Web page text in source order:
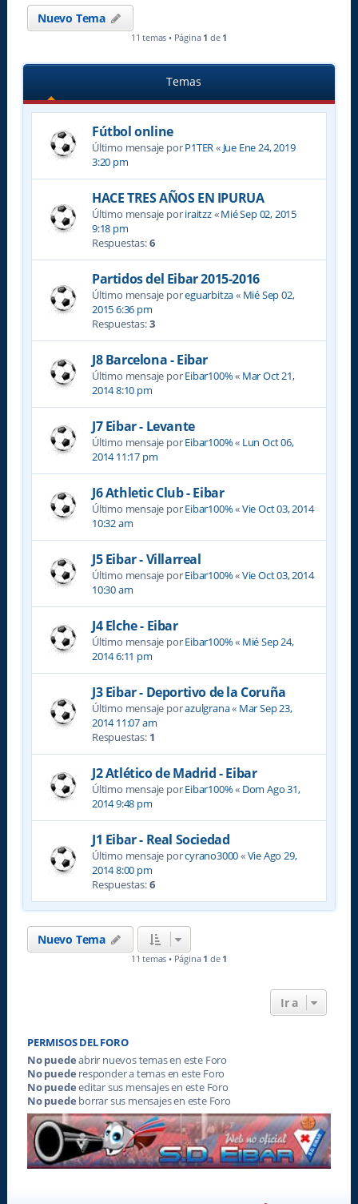
Nuevo Tema
11 temas • Página 1 de 1
Temas
Fútbol online
Último mensaje porP1TER« Jue Ene 24, 2019
3:20 pm
HACE TRES AÑOS EN IPURUA
Último mensaje poriraitzz«Mié Sep 02, 2015
9:18 pm
Respuestas:6
Partidos del Eibar 2015-2016
Último mensaje poreguarbitza« Mié Sep 02,
2015 6:36 pm
Respuestas:3
J8 Barcelona - Eibar
Último mensaje porEibar100%« Mar Oct 21,
2014 8:10 pm
J7 Eibar - Levante
Último mensaje porEibar100%« Lun Oct 06,
2014 11:17 pm
J6 Athletic Club - Eibar
Último mensaje porEibar100%«Vie Oct 03, 2014
10:32 am
J5 Eibar - Villarreal
Último mensaje porEibar100%«Vie Oct 03, 2014
10:30 am
J4 Elche - Eibar
Último mensaje porEibar100%« Mié Sep 24,
2014 6:11 pm
J3 Eibar - Deportivo de la Coruña
Último mensaje porazulgrana« Mar Sep 23,
2014 11:07 am
Respuestas: 1
J2 Atlético de Madrid - Eibar
Último mensaje porEibar100%« Dom Ago 31,
2014 9:48 pm
J1 Eibar - Real Sociedad
Último mensaje porcyrano3000«Vie Ago 29,
2014 8:00 pm
Respuestas:6
Nuevo Tema
11 temas • Página 1 de 1
Ir a
PERMISOS DEL FORO
No puedeabrir nuevos temas en este Foro
No puede responder a temas en este Foro
No puedeeditar sus mensajes en este Foro
No puede borrar sus mensajes en este Foro